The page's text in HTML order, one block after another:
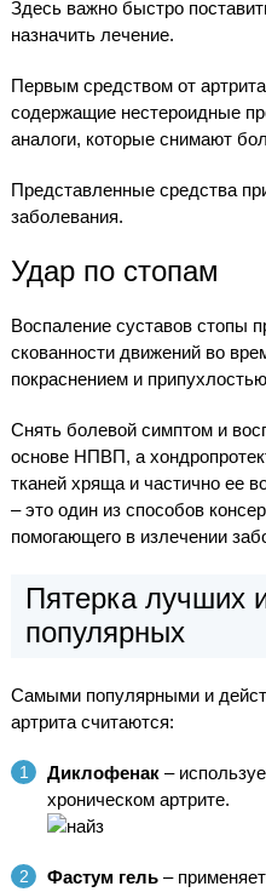
Здесь важно быстро
назначить лечение.
Первым средством от
содержащие нестероидные
аналоги, которые снимают
Представленные средства
заболевания.
Удар по стопам
Воспаление суставов стопы
скованности движений во
покраснением и
Снять болевой симптом и
основе НПВП, а
тканей хряща и частично ее
– это один из способов
помогающего в излечении
Пятерка лучших
популярных
Самыми популярными и
артрита считаются:
Диклофенак–
хроническом артрите.
Фастум гель–